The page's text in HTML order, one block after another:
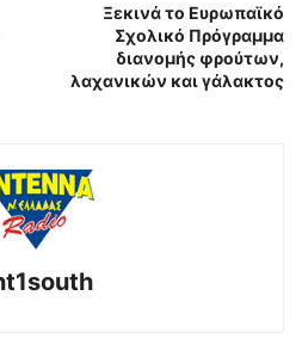
Ξεκινά το Ευρωπαϊκό
Σχολικό Πρόγραμμα
διανομής φρούτων,
λαχανικών και γάλακτος